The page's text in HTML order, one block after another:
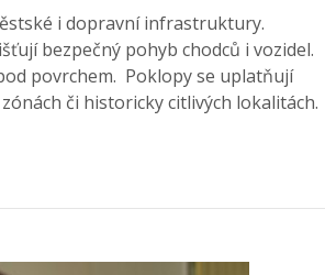
i dopravní infrastruktury.
bezpečný pohyb chodců i vozidel.
povrchem. Poklopy se uplatňují
či historicky citlivých lokalitách.